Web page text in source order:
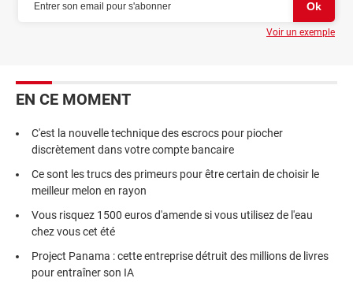
Voir un exemple
EN CE MOMENT
C'est la nouvelle technique des escrocs pour piocher
discrètement dans votre compte bancaire
Ce sont les trucs des primeurs pour être certain de choisir le
meilleur melon en rayon
Vous risquez 1500 euros d'amende si vous utilisez de l'eau
chez vous cet été
Project Panama : cette entreprise détruit des millions de livres
pour entraîner son IA